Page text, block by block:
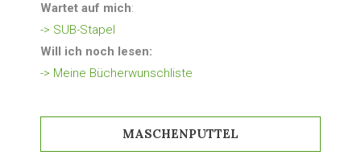
Wartet auf mich:
-> SUB-Stapel
Will ich noch lesen:
-> Meine Bücherwunschliste
MASCHENPUTTEL